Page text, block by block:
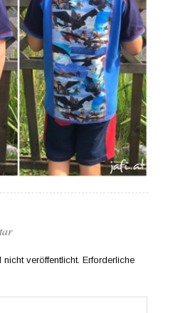
veröffentlicht. Erforderliche